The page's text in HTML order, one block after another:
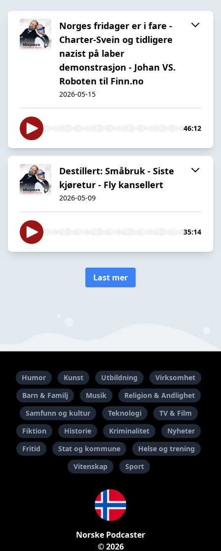
Norges fridager er i fare -
Charter-Svein og tidligere
nazist på laber
demonstrasjon - Johan VS.
Roboten til Finn.no
2026-05-15
46:12
Destillert: Småbruk - Siste
kjøretur - Fly kansellert
2026-05-09
35:14
Last mer
Humor Kunst Utbildning
Virksomhet
Barn & Familj
Musik
Religion & Andlighet
Samfunn og kultur
Teknologi
TV & Film
Fiktion
Historie Kriminalitet
Nyheter
Fritid
Stat og kommune
Helse og trening
Vitenskap
Sport
Norske Podcaster
© 2026